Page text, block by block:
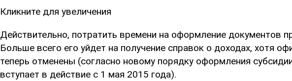
Кликните для увеличения
Действительно, потратить времени на оформление документов
Больше всего его уйдет на получение справок о доходах, хотя
теперь отменены (согласно новому порядку оформления
вступает в действие с 1 мая 2015 года).